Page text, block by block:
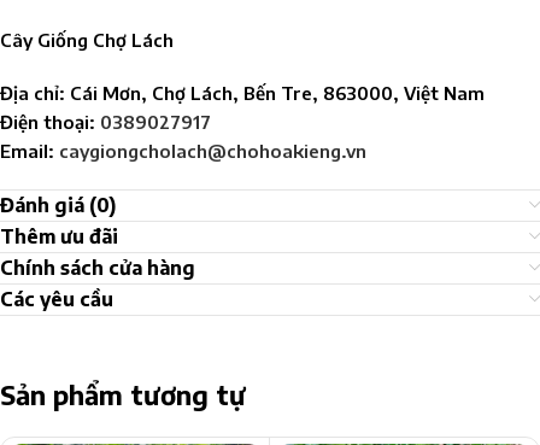
Cây Giống Chợ Lách
Địa chỉ: Cái Mơn, Chợ Lách, Bến Tre, 863000, Việt Nam
Điện thoại: 0389027917
Email: caygiongcholach@chohoakieng.vn
Đánh giá (0)
Thêm ưu đãi
Chính sách cửa hàng
Các yêu cầu
Sản phẩm tương tự